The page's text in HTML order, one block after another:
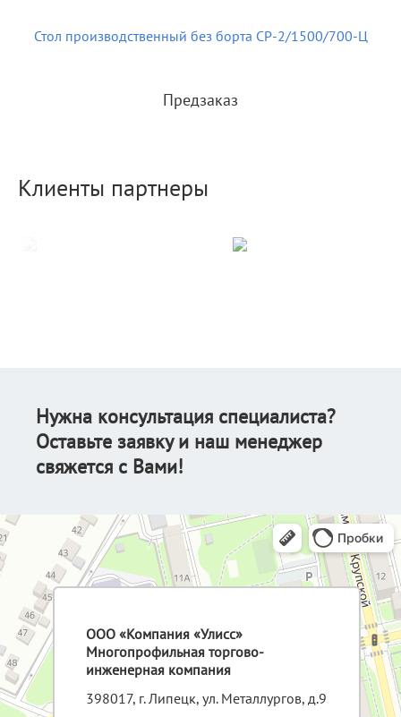
Стол производственный без борта СР-2/1500/700-Ц
Предзаказ
Клиенты партнеры
Нужна консультация специалиста?
Оставьте заявку и наш менеджер
свяжется с Вами!
ООО «Компания «Улисс»
Многопрофильная торгово-
инженерная компания
398017, г. Липецк, ул. Металлургов, д.9